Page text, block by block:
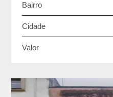
Bairro
Cidade
Valor